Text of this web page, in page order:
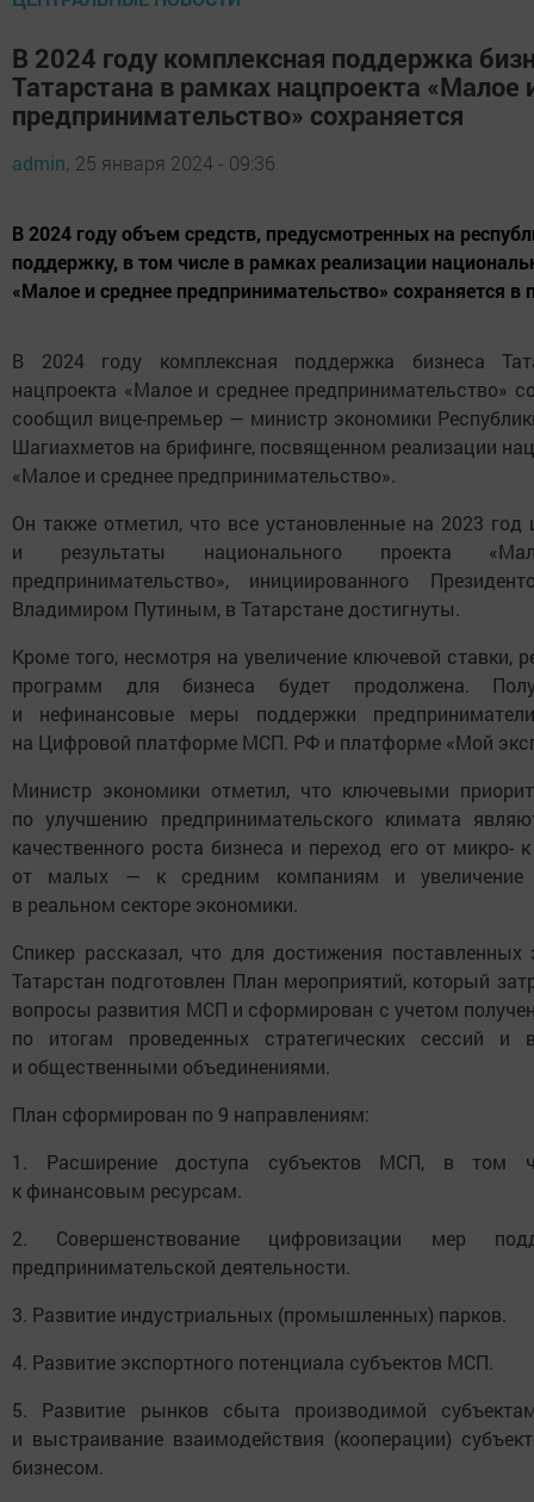
В 2024 году комплексная поддержка
Татарстана в рамках нацпроекта «Малое
предпринимательство» сохраняется
admin, 25 января 2024 - 09:36
В 2024 году объем средств, предусмотренных на
поддержку, в том числе в рамках реализации
«Малое и среднее предпринимательство» сохраняется
В 2024 году комплексная поддержка бизнеса
нацпроекта «Малое и среднее предпринимательство»
сообщил вице-премьер — министр экономики
Шагиахметов на брифинге, посвященном реализации
«Малое и среднее предпринимательство».
Он также отметил, что все установленные на 2023 год
и результаты национального проекта
предпринимательство», инициированного
Владимиром Путиным, в Татарстане достигнуты.
Кроме того, несмотря на увеличение ключевой ставки,
программ для бизнеса будет продолжена.
и нефинансовые меры поддержки
на Цифровой платформе МСП. РФ и платформе «Мой
Министр экономики отметил, что ключевыми
по улучшению предпринимательского климата
качественного роста бизнеса и переход его от
от малых — к средним компаниям и увеличение
в реальном секторе экономики.
Спикер рассказал, что для достижения поставленных
Татарстан подготовлен План мероприятий, который
вопросы развития МСП и сформирован с учетом
по итогам проведенных стратегических сессий и
и общественными объединениями.
План сформирован по 9 направлениям:
1. Расширение доступа субъектов МСП, в том
к финансовым ресурсам.
2. Совершенствование цифровизации мер
предпринимательской деятельности.
3. Развитие индустриальных (промышленных) парков.
4. Развитие экспортного потенциала субъектов МСП.
5. Развитие рынков сбыта производимой
и выстраивание взаимодействия (кооперации)
бизнесом.